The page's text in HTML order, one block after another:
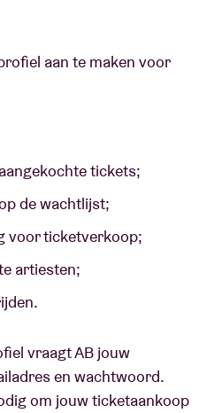
aan te maken voor
tickets;
de wachtlijst;
voor ticketverkoop;
artiesten;
vraagt AB jouw
en wachtwoord.
om jouw ticketaankoop